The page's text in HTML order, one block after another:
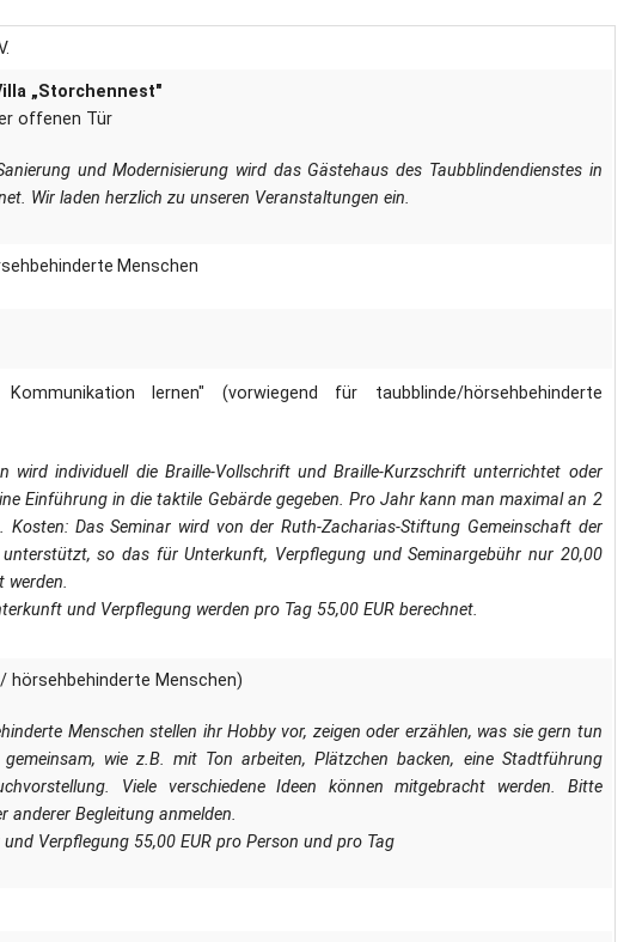
Feste und Veranstaltungen
Basarverkauf
Kontakt
„Storchennest"
offenen Tür
und Modernisierung wird das Gästehaus des Taubblindendienstes in
Wir laden herzlich zu unseren Veranstaltungen ein.
Menschen
lernen" (vorwiegend für taubblinde/hörsehbehinderte
wird individuell die Braille-Vollschrift und Braille-Kurzschrift unterrichtet oder
Einführung in die taktile Gebärde gegeben. Pro Jahr kann man maximal an 2
Kosten: Das Seminar wird von der Ruth-Zacharias-Stiftung Gemeinschaft der
unterstützt, so das für Unterkunft, Verpflegung und Seminargebühr nur 20,00
werden.
und Verpflegung werden pro Tag 55,00 EUR berechnet.
hörsehbehinderte Menschen)
Menschen stellen ihr Hobby vor, zeigen oder erzählen, was sie gern tun
wie z.B. mit Ton arbeiten, Plätzchen backen, eine Stadtführung
Viele verschiedene Ideen können mitgebracht werden. Bitte
anderer Begleitung anmelden.
Verpflegung 55,00 EUR pro Person und pro Tag